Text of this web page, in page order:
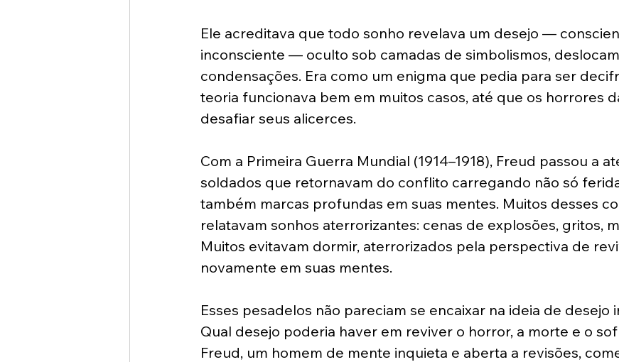
Ele acreditava que todo sonho revelava um desejo —
inconsciente — oculto sob camadas de simbolismos,
condensações. Era como um enigma que pedia para ser
teoria funcionava bem em muitos casos, até que os horrores
desafiar seus alicerces.
Com a Primeira Guerra Mundial (1914–1918), Freud passou a
soldados que retornavam do conflito carregando não só
também marcas profundas em suas mentes. Muitos desses
relatavam sonhos aterrorizantes: cenas de explosões, gritos,
Muitos evitavam dormir, aterrorizados pela perspectiva de
novamente em suas mentes.
Esses pesadelos não pareciam se encaixar na ideia de desejo
Qual desejo poderia haver em reviver o horror, a morte e o
Freud, um homem de mente inquieta e aberta a revisões,